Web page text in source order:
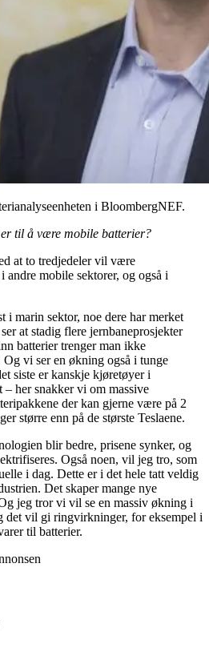
i BloombergNEF.
til å være mobile batterier?
at to tredjedeler vil være
andre mobile sektorer, og også i
i marin sektor, noe dere har merket
at stadig flere jernbaneprosjekter
batterier trenger man ikke
vi ser en økning også i tunge
siste er kanskje kjøretøyer i
– her snakker vi om massive
der kan gjerne være på 2
større enn på de største Teslaene.
blir bedre, prisene synker, og
Også noen, vil jeg tro, som
i dag. Dette er i det hele tatt veldig
Det skaper mange nye
jeg tror vi vil se en massiv økning i
det vil gi ringvirkninger, for eksempel i
til batterier.